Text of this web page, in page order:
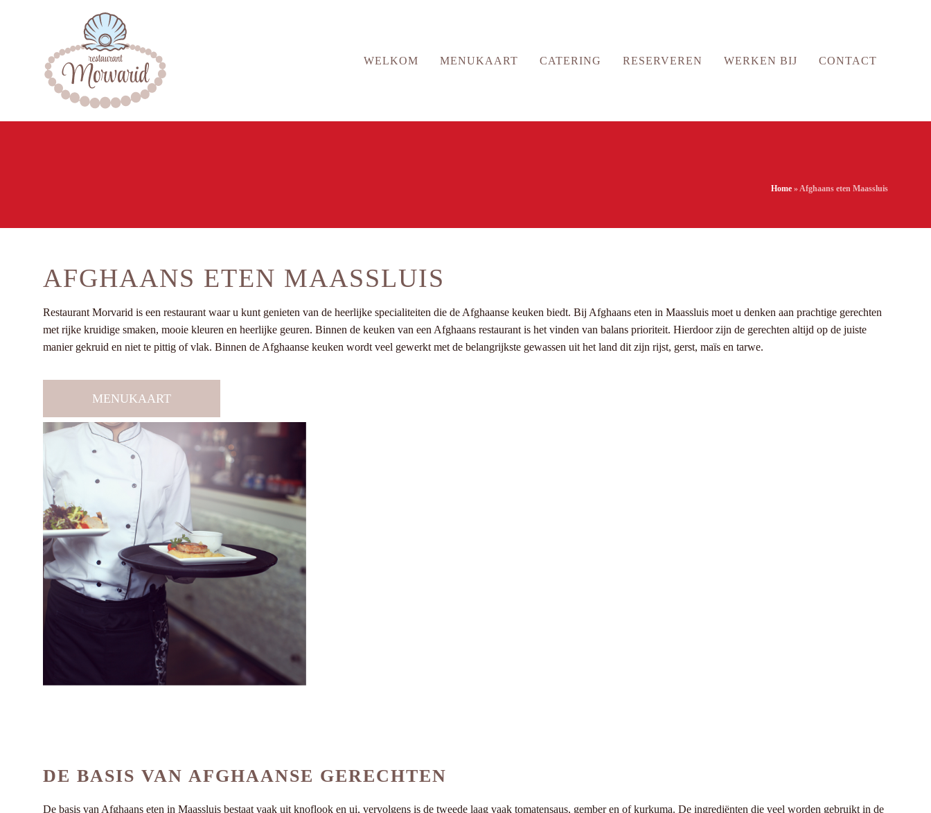
WELKOM MENUKAART CATERING RESERVEREN WERKEN BIJ CONTACT
Home »Afghaans eten Maassluis
AFGHAANS ETEN MAASSLUIS
Restaurant Morvarid is een restaurant waar u kunt genieten van de heerlijke specialiteiten die de Afghaanse keuken biedt. Bij Afghaans eten in Maassluis moet u denken aan prachtige gerechten
met rijke kruidige smaken, mooie kleuren en heerlijke geuren. Binnen de keuken van een Afghaans restaurant is het vinden van balans prioriteit. Hierdoor zijn de gerechten altijd op de juiste
manier gekruid en niet te pittig of vlak. Binnen de Afghaanse keuken wordt veel gewerkt met de belangrijkste gewassen uit het land dit zijn rijst, gerst, maïs en tarwe.
MENUKAART
DE BASIS VAN AFGHAANSE GERECHTEN
De basis van Afghaans eten in Maassluis bestaat vaak uit knoflook en ui, vervolgens is de tweede laag vaak tomatensaus, gember en of kurkuma. De ingrediënten die veel worden gebruikt in de